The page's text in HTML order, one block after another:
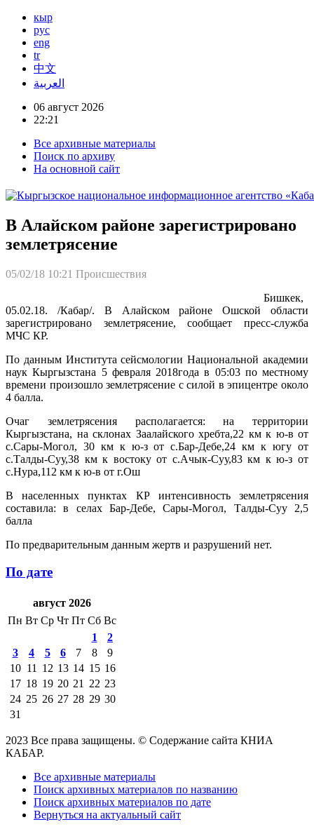
кыр
рус
eng
tr
中文
العربية
06 август 2026
22:21
Все архивные материалы
Поиск по архиву
На основной сайт
В Алайском районе зарегистрировано
землетрясение
05/02/18 10:21 Происшествия
Бишкек,
05.02.18. /Кабар/. В Алайском районе Ошской области
зарегистрировано землетрясение, сообщает пресс-служба
МЧС КР.
По данным Института сейсмологии Национальной академии
наук Кыргызстана 5 февраля 2018года в 05:03 по местному
времени произошло землетрясение с силой в эпицентре около
4 балла.
Очаг землетрясения располагается: на территории
Кыргызстана, на склонах Заалайского хребта,22 км к ю-в от
с.Сары-Могол, 30 км к ю-з от с.Бар-Дебе,24 км к югу от
с.Талды-Суу,38 км к востоку от с.Ачык-Суу,83 км к ю-з от
с.Нура,112 км к ю-в от г.Ош
В населенных пунктах КР интенсивность землетрясения
составила: в селах Бар-Дебе, Сары-Могол, Талды-Суу 2,5
балла
По предварительным данным жертв и разрушений нет.
По дате
август 2026
Пн Вт Ср Чт Пт Сб Вс
1
2
3
4 5 6 7 8
9
10 11 12 13 14 15 16
17 18 19 20 21 22 23
24 25 26 27 28 29 30
31
2023 Все права защищены. © Содержание сайта КНИА
КАБАР.
Все архивные материалы
Поиск архивных материалов по названию
Поиск архивных материалов по дате
Вернуться на актуальный сайт